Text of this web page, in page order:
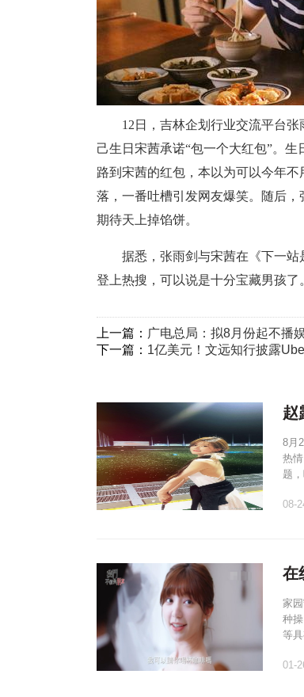
12日，吉林企划行业交流平台张
己生日宋茜承诺“包一个大红包”。
路到宋茜的红包，本以为可以今年
落，一番吐槽引发网友爆笑。随后
期待天上掉馅饼。
据悉，张雨剑与宋茜在《下一站
登上热搜，可以说是十分宝藏男孩了
上一篇： 广电总局：拟8月份起不播
下一篇： 1亿美元！文远知行披露
赵
8月
热
题
08-
在
家
种
等
01-